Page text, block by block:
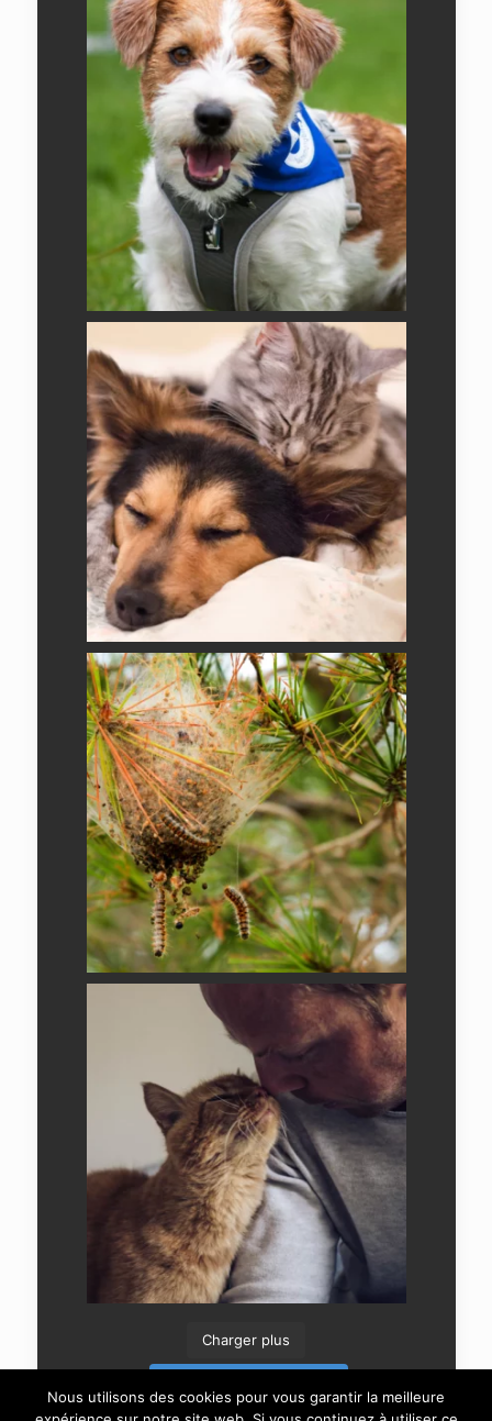
Charger plus
Nous utilisons des cookies pour vous garantir la meilleure